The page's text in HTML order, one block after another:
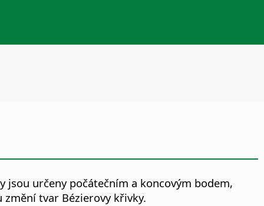
určeny počátečním a koncovým bodem,
tvar Bézierovy křivky.